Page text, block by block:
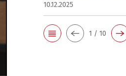
10.12.2025
1 / 10